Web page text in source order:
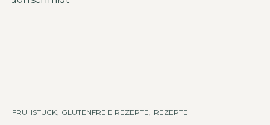
FRÜHSTÜCK, GLUTENFREIE REZEPTE, REZEPTE